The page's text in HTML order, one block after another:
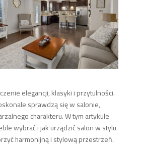
elegancji, klasyki i przytulności.
sprawdzą się w salonie,
charakteru. W tym artykule
wybrać i jak urządzić salon w stylu
harmonijną i stylową przestrzeń.